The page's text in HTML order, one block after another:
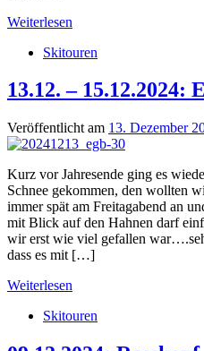
Weiterlesen
Skitouren
13.12. – 15.12.2024:
Veröffentlicht am 13. Dezember
Kurz vor Jahresende ging es
Schnee gekommen, den wollten
immer spät am Freitagabend an
mit Blick auf den Hahnen darf
wir erst wie viel gefallen
dass es mit […]
Weiterlesen
Skitouren